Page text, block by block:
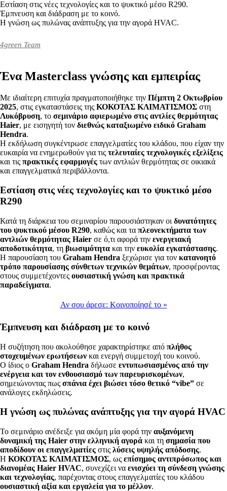
Εστίαση στις νέες τεχνολογίες και το ψυκτικό μέσο R290.
Έμπνευση και διάδραση με το κοινό.
Η γνώση ως πυλώνας ανάπτυξης για την αγορά HVAC.
4green Team
Ένα Masterclass γνώσης και εμπειρίας
Με ιδιαίτερη επιτυχία πραγματοποιήθηκε την Πέμπτη 2 Οκτωβρίου
2025, στις εγκαταστάσεις της ΚΟΚΟΤΑΣ ΚΛΙΜΑΤΙΣΜΟΣ στη
Λυκόβρυση, το σεμινάριο αφιερωμένο στις αντλίες θερμότητας
Haier, με εισηγητή τον διεθνώς καταξιωμένο ειδικό Graham
Hendra.
Η εκδήλωση συγκέντρωσε επαγγελματίες του κλάδου, που είχαν την
ευκαιρία να ενημερωθούν για τις τελευταίες τεχνολογικές εξελίξεις
και τις πρακτικές εφαρμογές των αντλιών θερμότητας σε οικιακά
και επαγγελματικά περιβάλλοντα.
Εστίαση στις νέες τεχνολογίες και το ψυκτικό μέσο
R290
Κατά τη διάρκεια του σεμιναρίου παρουσιάστηκαν οι δυνατότητες
του ψυκτικού μέσου R290, καθώς και τα πλεονεκτήματα των
αντλιών θερμότητας Haier σε ό,τι αφορά την ενεργειακή
αποδοτικότητα, τη βιωσιμότητα και την ευκολία εγκατάστασης.
Η παρουσίαση του Graham Hendra ξεχώρισε για τον κατανοητό
τρόπο παρουσίασης σύνθετων τεχνικών θεμάτων, προσφέροντας
στους συμμετέχοντες ουσιαστική γνώση και πρακτικά
παραδείγματα.
Αν σου άρεσε: Κοινοποίησέ το »
Έμπνευση και διάδραση με το κοινό
Η συζήτηση που ακολούθησε χαρακτηρίστηκε από πλήθος
στοχευμένων ερωτήσεων και ενεργή συμμετοχή του κοινού.
Ο ίδιος ο Graham Hendra δήλωσε εντυπωσιασμένος από την
ενέργεια και τον ενθουσιασμό των παρευρισκομένων,
σημειώνοντας πως σπάνια έχει βιώσει τόσο θετικό “vibe” σε
ανάλογες εκδηλώσεις.
Η γνώση ως πυλώνας ανάπτυξης για την αγορά HVAC
Το σεμινάριο ανέδειξε για ακόμη μία φορά την αυξανόμενη
δυναμική της Haier στην ελληνική αγορά και τη σημασία που
αποδίδουν οι επαγγελματίες στις λύσεις υψηλής απόδοσης.
Η ΚΟΚΟΤΑΣ ΚΛΙΜΑΤΙΣΜΟΣ, ως επίσημος αντιπρόσωπος και
διανομέας Haier HVAC, συνεχίζει να ενισχύει τη σύνδεση γνώσης
και τεχνολογίας, παρέχοντας στους επαγγελματίες του κλάδου
ουσιαστική αξία και εργαλεία για το μέλλον.